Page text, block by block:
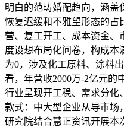
明白的范畴婚配趋向，涵盖
恢复迟缓和不雅望形态的占
营、复工开工、成本资金、
度设想布局化问卷，构成本
为0，涉及化工原料、涂料
看，年营收2000万-2亿元的
行业呈现开工稳、需求分化
款式：中大型企业从导市场
研究院结合慧正资讯开展本